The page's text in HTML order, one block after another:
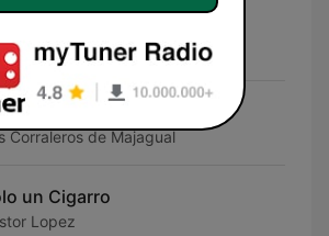
Corraleros de Majagual
Corraleros de Majagual
un Cigarro
Lopez